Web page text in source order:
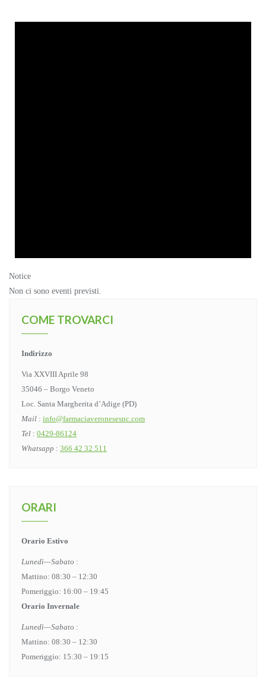
Notice
Non ci sono eventi previsti.
COME TROVARCI
Indirizzo
Via XXVIII Aprile 98
35046 – Borgo Veneto
Loc. Santa Margherita d’Adige (PD)
Mail : info@farmaciaveronesesnc.com
Tel : 0429-86124
Whatsapp : 366 42 32 511
ORARI
Orario Estivo
Lunedì—Sabato :
Mattino: 08:30 – 12:30
Pomeriggio: 16:00 – 19:45
Orario Invernale
Lunedì—Sabato :
Mattino: 08:30 – 12:30
Pomeriggio: 15:30 – 19:15